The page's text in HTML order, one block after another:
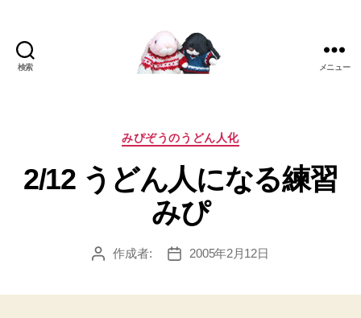
検索
ぴ
う
Blog
メニュー
カ
ゴ
リ
ー
みぴぞうのうどん人化
2/12 うどん人になる練習
みぴ
投
作成者:
投
2005年2月12日